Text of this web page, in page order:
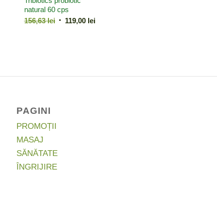
natural 60 cps
156,63lei Prețul
119,00 leiPrețul
PAGINI
PROMOȚII
MASAJ
SĂNĂTATE
ÎNGRIJIRE